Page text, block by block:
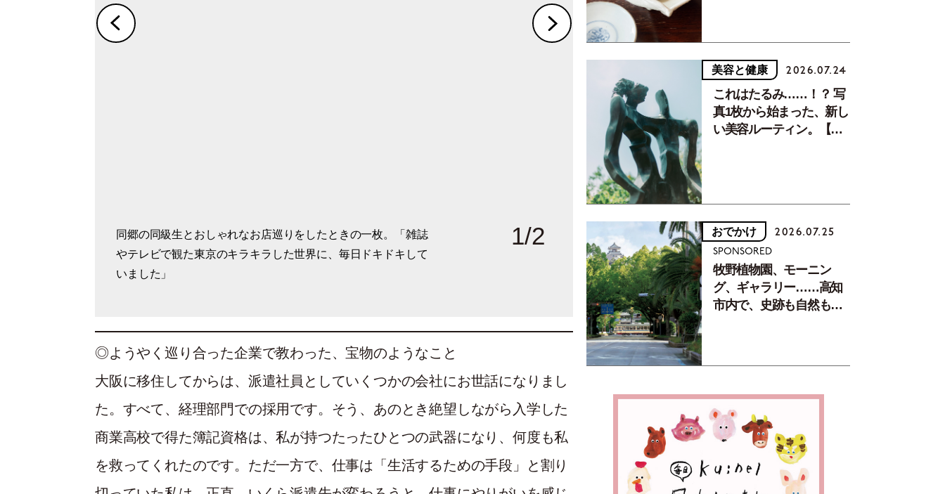
同郷の同級生とおしゃれなお店巡りをしたときの一枚。「雑誌
やテレビで観た東京のキラキラした世界に、毎日ドキドキして
いました」
東京時代の最後に勤めたのは、渋谷にあった企業。「４～５年
程お世話になって、休日は会社の人たちとみんなでスキーに行
くこともありました」
1/2
◎ようやく巡り合った企業で教わった、宝物のようなこと
大阪に移住してからは、派遣社員としていくつかの会社にお世話になりまし
た。すべて、経理部門での採用です。そう、あのとき絶望しながら入学した
商業高校で得た簿記資格は、私が持つたったひとつの武器になり、何度も私
を救ってくれたのです。ただ一方で、仕事は「生活するための手段」と割り
美容と健康 2026.07.24
これはたるみ……！？ 写
真1枚から始まった、新し
い美容ルーティン。【中
おでかけ 2026.07.25
SPONSORED
牧野植物園、モーニン
グ、ギャラリー……高知
市内で、史跡も自然もグ